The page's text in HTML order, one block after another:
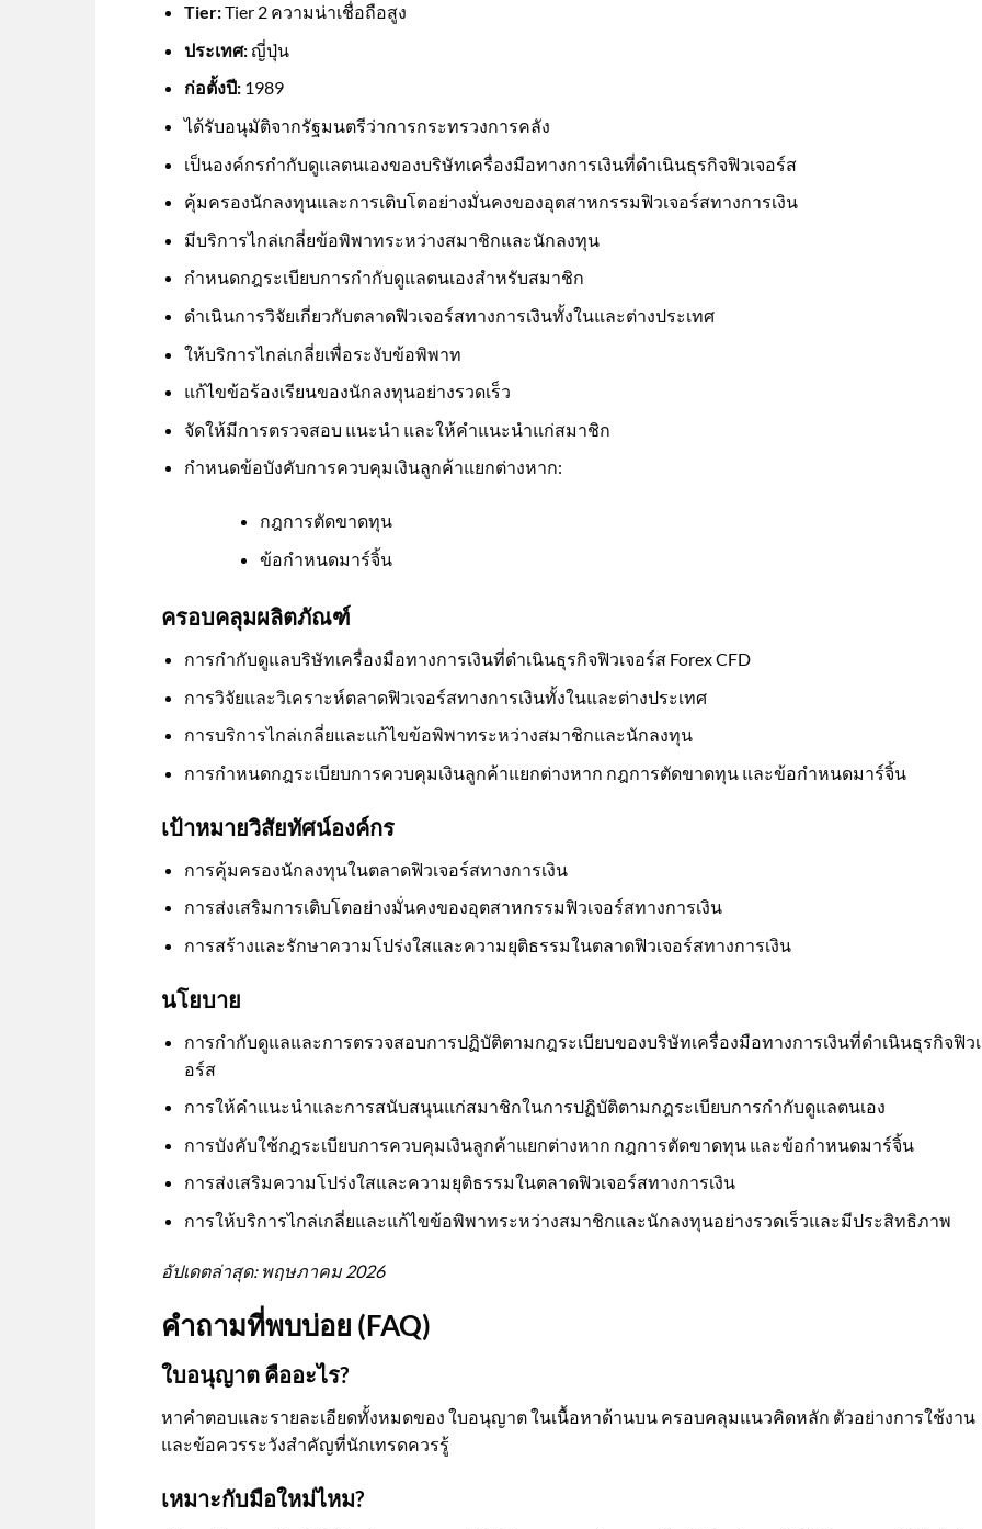
Tier:Tier 2 ความน่าเชื่อถือสูง
ประเทศ:ญี่ปุ่น
ก่อตั้งปี:1989
ได้รับอนุมัติจากรัฐมนตรีว่าการกระทรวงการคลัง
เป็นองค์กรกำกับดูแลตนเองของบริษัทเครื่องมือทางการเงินที่ดำเนินธุรกิจฟิวเจอร์ส
คุ้มครองนักลงทุนและการเติบโตอย่างมั่นคงของอุตสาหกรรมฟิวเจอร์สทางการเงิน
มีบริการไกล่เกลี่ยข้อพิพาทระหว่างสมาชิกและนักลงทุน
กำหนดกฎระเบียบการกำกับดูแลตนเองสำหรับสมาชิก
ดำเนินการวิจัยเกี่ยวกับตลาดฟิวเจอร์สทางการเงินทั้งในและต่างประเทศ
ให้บริการไกล่เกลี่ยเพื่อระงับข้อพิพาท
แก้ไขข้อร้องเรียนของนักลงทุนอย่างรวดเร็ว
จัดให้มีการตรวจสอบ แนะนำ และให้คำแนะนำแก่สมาชิก
กำหนดข้อบังคับการควบคุมเงินลูกค้าแยกต่างหาก:
กฎการตัดขาดทุน
ข้อกำหนดมาร์จิ้น
ครอบคลุมผลิตภัณฑ์
การกำกับดูแลบริษัทเครื่องมือทางการเงินที่ดำเนินธุรกิจฟิวเจอร์ส Forex CFD
การวิจัยและวิเคราะห์ตลาดฟิวเจอร์สทางการเงินทั้งในและต่างประเทศ
การบริการไกล่เกลี่ยและแก้ไขข้อพิพาทระหว่างสมาชิกและนักลงทุน
การกำหนดกฎระเบียบการควบคุมเงินลูกค้าแยกต่างหาก กฎการตัดขาดทุน และข้อกำหนดมาร์จิ้น
เป้าหมายวิสัยทัศน์องค์กร
การคุ้มครองนักลงทุนในตลาดฟิวเจอร์สทางการเงิน
การส่งเสริมการเติบโตอย่างมั่นคงของอุตสาหกรรมฟิวเจอร์สทางการเงิน
การสร้างและรักษาความโปร่งใสและความยุติธรรมในตลาดฟิวเจอร์สทางการเงิน
นโยบาย
การกำกับดูแลและการตรวจสอบการปฏิบัติตามกฎระเบียบของบริษัทเครื่องมือทางการเงินที่ดำเนินธุรกิจฟิว
อร์ส
การให้คำแนะนำและการสนับสนุนแก่สมาชิกในการปฏิบัติตามกฎระเบียบการกำกับดูแลตนเอง
การบังคับใช้กฎระเบียบการควบคุมเงินลูกค้าแยกต่างหาก กฎการตัดขาดทุน และข้อกำหนดมาร์จิ้น
การส่งเสริมความโปร่งใสและความยุติธรรมในตลาดฟิวเจอร์สทางการเงิน
การให้บริการไกล่เกลี่ยและแก้ไขข้อพิพาทระหว่างสมาชิกและนักลงทุนอย่างรวดเร็วและมีประสิทธิภาพ
อัปเดตล่าสุด: พฤษภาคม 2026
คำถามที่พบบ่อย (FAQ)
ใบอนุญาต คืออะไร?
หาคำตอบและรายละเอียดทั้งหมดของ ใบอนุญาต ในเนื้อหาด้านบน ครอบคลุมแนวคิดหลัก ตัวอย่างการใช้งาน
และข้อควรระวังสำคัญที่นักเทรดควรรู้
เหมาะกับมือใหม่ไหม?